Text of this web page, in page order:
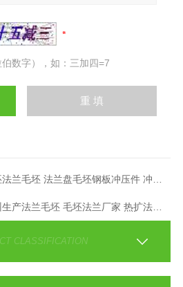
数字），如：三加四=7
毛坯 法兰盘毛坯钢板冲压件 冲压异型件
产法兰毛坯 毛坯法兰厂家 热扩法兰盘
CLASSIFICATION